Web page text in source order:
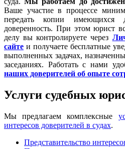
Ваше участие в процессе
передать копии имеющихся
доверенность. При этом юрист
делу вы контролируете через
сайте и получаете бесплатные
выполненных задачах,
заседаниях. Работать с нами
наших доверителей об опыте
Услуги судебных
Мы предлагаем комплексные
интересов доверителей в судах.
Представительство